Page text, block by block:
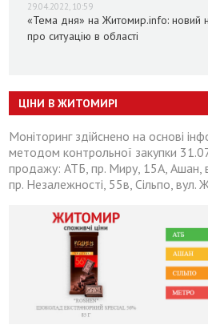
29.04.2022, 10:59
«Тема дня» на Житомир.info: новий
про ситуацію в області
ЦІНИ В ЖИТОМИРІ
Моніторинг здійснено на основі
методом контрольної закупки
продажу: АТБ, пр. Миру, 15А, Ашан,
пр. Незалежності, 55в, Сільпо, вул.